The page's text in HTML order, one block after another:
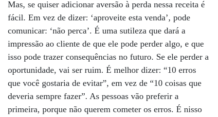
Mas, se quiser adicionar aversão à perda nessa receita é
fácil. Em vez de dizer: ‘aproveite esta venda’, pode
comunicar: ‘não perca’. É uma sutileza que dará a
impressão ao cliente de que ele pode perder algo, e que
isso pode trazer consequências no futuro. Se ele perder a
oportunidade, vai ser ruim. É melhor dizer: “10 erros
que você gostaria de evitar”, em vez de “10 coisas que
deveria sempre fazer”. As pessoas vão preferir a
primeira, porque não querem cometer os erros. É nisso